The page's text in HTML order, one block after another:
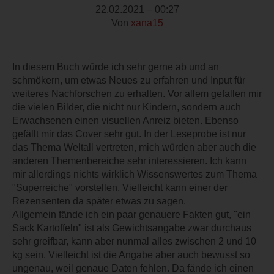
22.02.2021 – 00:27
Von xana15
In diesem Buch würde ich sehr gerne ab und an
schmökern, um etwas Neues zu erfahren und Input für
weiteres Nachforschen zu erhalten. Vor allem gefallen mir
die vielen Bilder, die nicht nur Kindern, sondern auch
Erwachsenen einen visuellen Anreiz bieten. Ebenso
gefällt mir das Cover sehr gut. In der Leseprobe ist nur
das Thema Weltall vertreten, mich würden aber auch die
anderen Themenbereiche sehr interessieren. Ich kann
mir allerdings nichts wirklich Wissenswertes zum Thema
"Superreiche" vorstellen. Vielleicht kann einer der
Rezensenten da später etwas zu sagen.
Allgemein fände ich ein paar genauere Fakten gut, "ein
Sack Kartoffeln" ist als Gewichtsangabe zwar durchaus
sehr greifbar, kann aber nunmal alles zwischen 2 und 10
kg sein. Vielleicht ist die Angabe aber auch bewusst so
ungenau, weil genaue Daten fehlen. Da fände ich einen